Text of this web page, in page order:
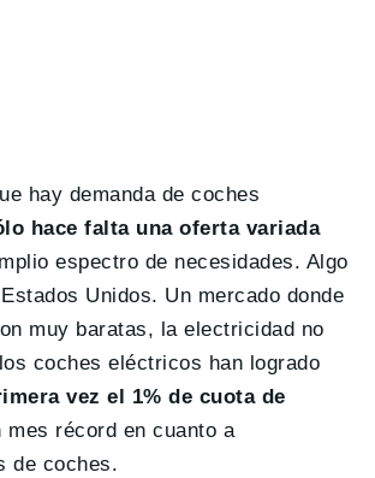
hay demanda de coches
hace falta una oferta variada
espectro de necesidades. Algo
Unidos. Un mercado donde
muy baratas, la electricidad no
coches eléctricos han logrado
vez el 1% de cuota de
mes récord en cuanto a
de coches.